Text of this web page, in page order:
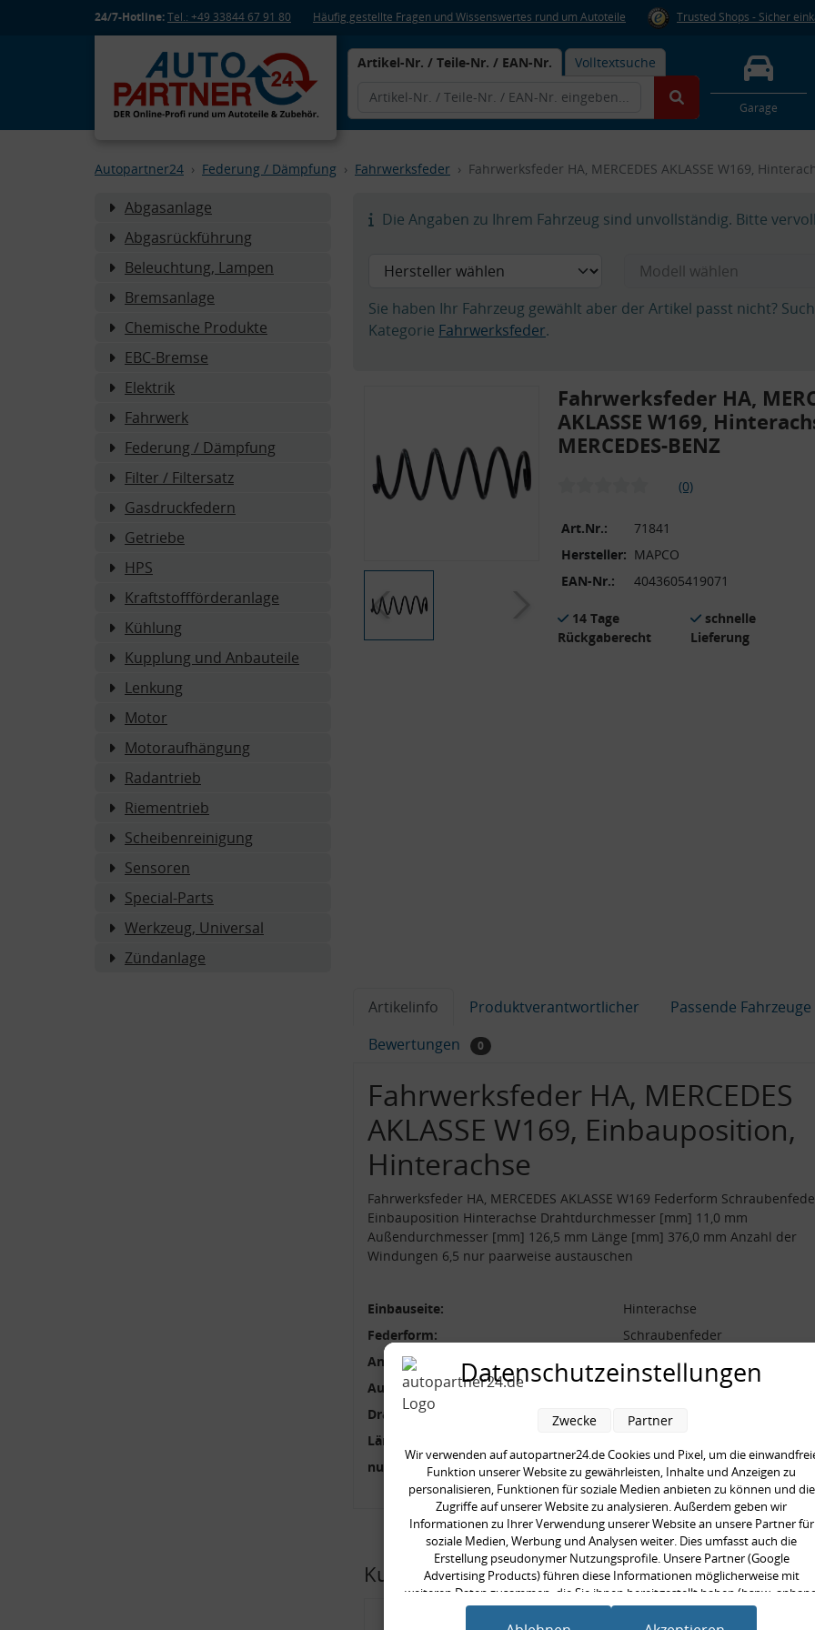
24/7-Hotline:Tel.: +49 33844 67 91 80 Häufig gestellte Fragen und Wissenswertes rund um Autoteile Trusted Shops - Sicher
Artikel-Nr. / Teile-Nr. / EAN-Nr. Volltextsuche
Garage
Autopartner24 Federung / Dämpfung Fahrwerksfeder Fahrwerksfeder HA, MERCEDES AKLASSE W169,
Abgasanlage
Abgasrückführung
Beleuchtung, Lampen
Bremsanlage
Chemische Produkte
EBC-Bremse
Elektrik
Fahrwerk
Federung / Dämpfung
Filter / Filtersatz
Gasdruckfedern
Getriebe
HPS
Kraftstoffförderanlage
Kühlung
Kupplung und Anbauteile
Lenkung
Motor
Motoraufhängung
Radantrieb
Riementrieb
Scheibenreinigung
Sensoren
Special-Parts
Werkzeug, Universal
Zündanlage
Die Angaben zu Ihrem Fahrzeug sind unvollständig. Bitte
Sie haben Ihr Fahrzeug gewählt aber der Artikel passt nicht?
Kategorie Fahrwerksfeder.
Fahrwerksfeder HA,
AKLASSE W169,
MERCEDES-BENZ
(0)
Art.Nr.:
71841
Hersteller: MAPCO
EAN-Nr.:
4043605419071
14 Tage
Rückgaberecht
schnelle
Lieferung
Artikelinfo Produktverantwortlicher
Passende Fahrzeuge
Bewertungen
0
Fahrwerksfeder HA, MERCEDES
AKLASSE W169, Einbauposition,
Hinterachse
Fahrwerksfeder HA, MERCEDES AKLASSE W169 Federform
Einbauposition Hinterachse Drahtdurchmesser [mm] 11,0 mm
Außendurchmesser [mm] 126,5 mm Länge [mm] 376,0 mm Anzahl der
Windungen 6,5 nur paarweise austauschen
Einbauseite:
Hinterachse
Federform:
Schraubenfeder
Anzahl der Windungen:
6,5
Außendurchmesser [mm]:
126,5 mm
Drahtdurchmesser [mm]:
11,0 mm
Länge [mm]:
nur paarweise austauschen:
Kunden kauften auch
Datenschutzeinstellungen
Wir verwenden auf autopartner24.de Cookies und Pixel, um die
Funktion unserer Website zu gewährleisten, Inhalte und Anzeigen zu
personalisieren, Funktionen für soziale Medien anbieten zu können und die
Zugriffe auf unserer Website zu analysieren. Außerdem geben wir
Informationen zu Ihrer Verwendung unserer Website an unsere Partner für
soziale Medien, Werbung und Analysen weiter. Dies umfasst auch die
Erstellung pseudonymer Nutzungsprofile. Unsere Partner (Google
Advertising Products) führen diese Informationen möglicherweise mit
weiteren Daten zusammen, die Sie ihnen bereitgestellt haben (bspw.
eines persönlichen Accounts) oder welche sie im Rahmen Ihrer Nutzung der
Zwecke Partner